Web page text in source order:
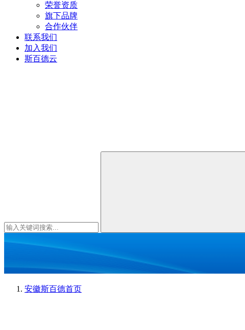
荣誉资质
旗下品牌
合作伙伴
联系我们
加入我们
斯百德云
安徽斯百德首页